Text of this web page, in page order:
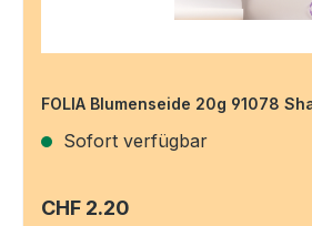
FOLIA Blumenseide 20g 91078
Sofort verfügbar
Regulärer Preis:
CHF 2.20